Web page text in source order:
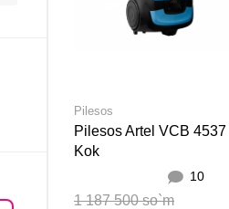
Pilesos
Pilesos Artel VCB 4537
Kok
10
1 187 500 so`m